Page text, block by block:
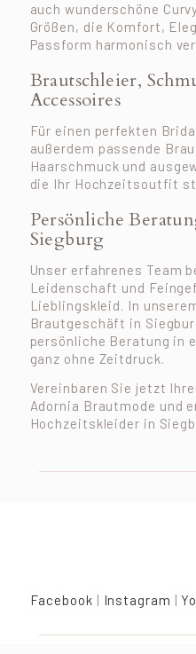
auch wunderschöne
Größen, die Komfort,
Passform harmonisch
Brautschleier,
Accessoires
Für einen perfekten
außerdem passende
Haarschmuck und
die Ihr Hochzeitsoutfit
Persönliche
Siegburg
Unser erfahrenes Team
Leidenschaft und
Lieblingskleid. In
Brautgeschäft in
persönliche Beratung in
ganz ohne Zeitdruck.
Vereinbaren Sie jetzt
Adornia Brautmode und
Hochzeitskleider in
Facebook | Instagram |